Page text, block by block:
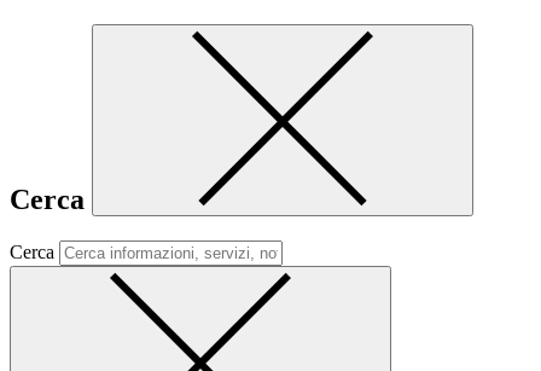
Cerca
Cerca